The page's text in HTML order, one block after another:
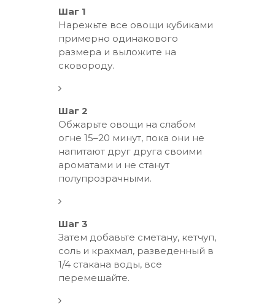
Шаг 1
Нарежьте все овощи кубиками
примерно одинакового
размера и выложите на
сковороду.
Шаг 2
Обжарьте овощи на слабом
огне 15–20 минут, пока они не
напитают друг друга своими
ароматами и не станут
полупрозрачными.
Шаг 3
Затем добавьте сметану, кетчуп,
соль и крахмал, разведенный в
1/4 стакана воды, все
перемешайте.